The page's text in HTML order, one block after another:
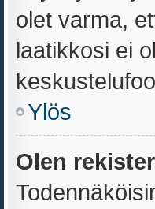
olet varma,
laatikkosi ei
Ylös
Olen